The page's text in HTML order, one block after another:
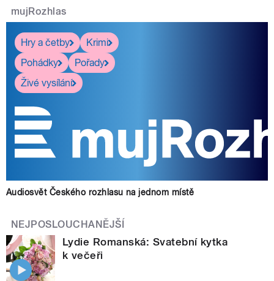
mujRozhlas
Hry a četby
Krimi
Pohádky
Pořady
Živé vysílání
Audiosvět Českého rozhlasu na jednom místě
NEJPOSLOUCHANĚJŠÍ
Lydie Romanská: Svatební kytka
k večeři